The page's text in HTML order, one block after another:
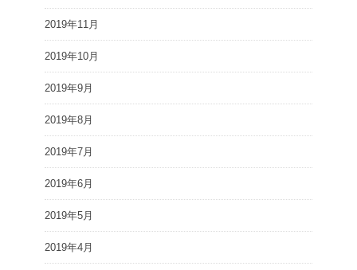
2019年11月
2019年10月
2019年9月
2019年8月
2019年7月
2019年6月
2019年5月
2019年4月